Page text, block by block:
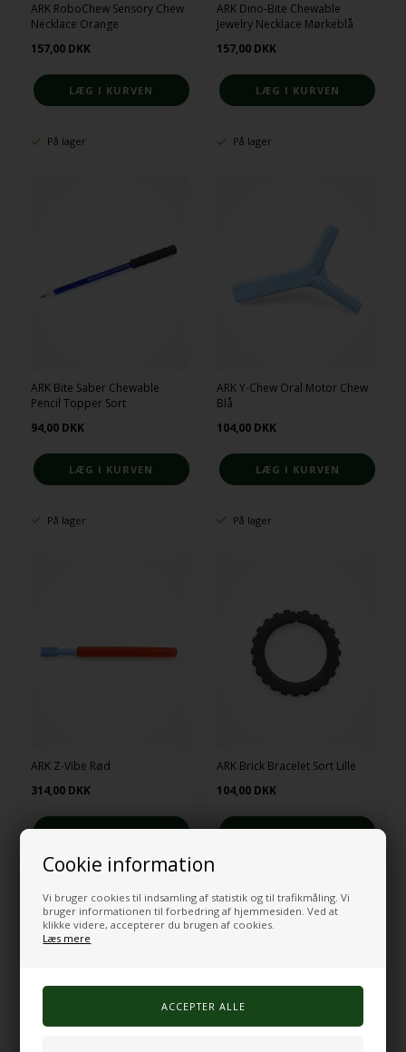
Cookie information
Vi bruger cookies til indsamling af statistik og til trafikmåling. Vi
bruger informationen til forbedring af hjemmesiden. Ved at
klikke videre, accepterer du brugen af cookies.
Læs mere
ARK RoboChew Sensory Chew
Necklace Orange
157,00 DKK
På lager
ARK Dino-Bite Chewable
Jewelry Necklace Mørkeblå
157,00 DKK
På lager
ARK Bite Saber Chewable
Pencil Topper Sort
94,00 DKK
På lager
ARK Y-Chew Oral Motor Chew
Blå
104,00 DKK
På lager
ARK Z-Vibe Rød
314,00 DKK
ARK Brick Bracelet Sort Lille
104,00 DKK